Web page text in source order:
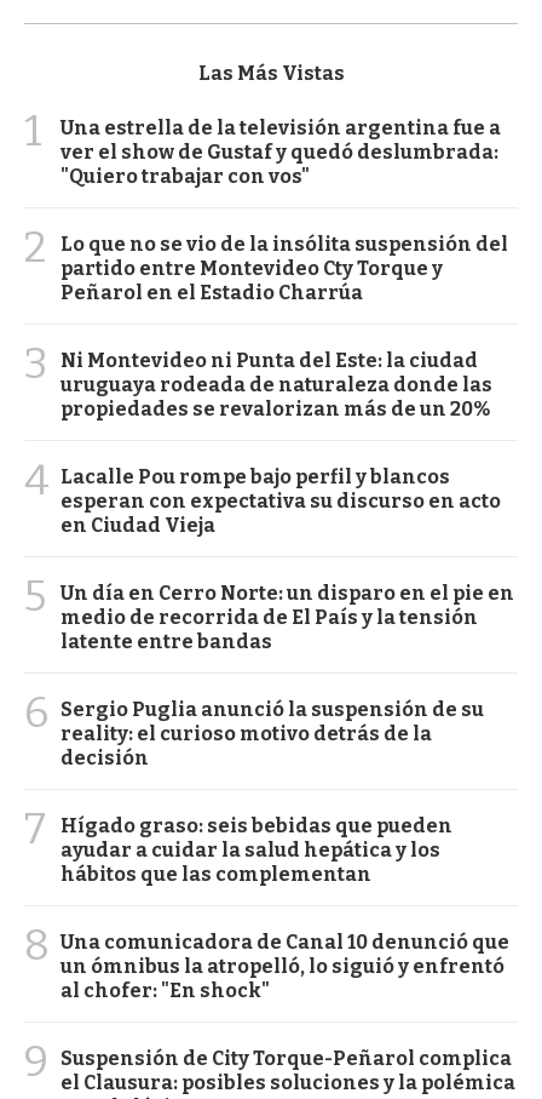
Las Más Vistas
1
Una estrella de la televisión argentina fue a
ver el show de Gustaf y quedó deslumbrada:
"Quiero trabajar con vos"
2
Lo que no se vio de la insólita suspensión del
partido entre Montevideo Cty Torque y
Peñarol en el Estadio Charrúa
3
Ni Montevideo ni Punta del Este: la ciudad
uruguaya rodeada de naturaleza donde las
propiedades se revalorizan más de un 20%
4 Lacalle Pou rompe bajo perfil y blancos
esperan con expectativa su discurso en acto
en Ciudad Vieja
5
Un día en Cerro Norte: un disparo en el pie en
medio de recorrida de El País y la tensión
latente entre bandas
6
Sergio Puglia anunció la suspensión de su
reality: el curioso motivo detrás de la
decisión
7
Hígado graso: seis bebidas que pueden
ayudar a cuidar la salud hepática y los
hábitos que las complementan
8 Una comunicadora de Canal 10 denunció que
un ómnibus la atropelló, lo siguió y enfrentó
al chofer: "En shock"
9
Suspensión de City Torque-Peñarol complica
el Clausura: posibles soluciones y la polémica